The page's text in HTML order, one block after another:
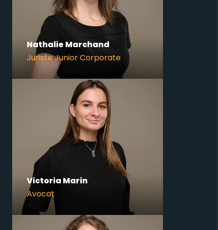
Nathalie Marchand
Juriste Junior Corporate
Victoria Marin
Avocat